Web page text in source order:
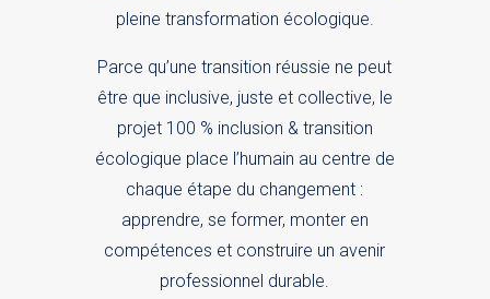
pleine transformation écologique.
Parce qu’une transition réussie ne peut
être que inclusive, juste et collective, le
projet 100 % inclusion & transition
écologique place l’humain au centre de
chaque étape du changement :
apprendre, se former, monter en
compétences et construire un avenir
professionnel durable.